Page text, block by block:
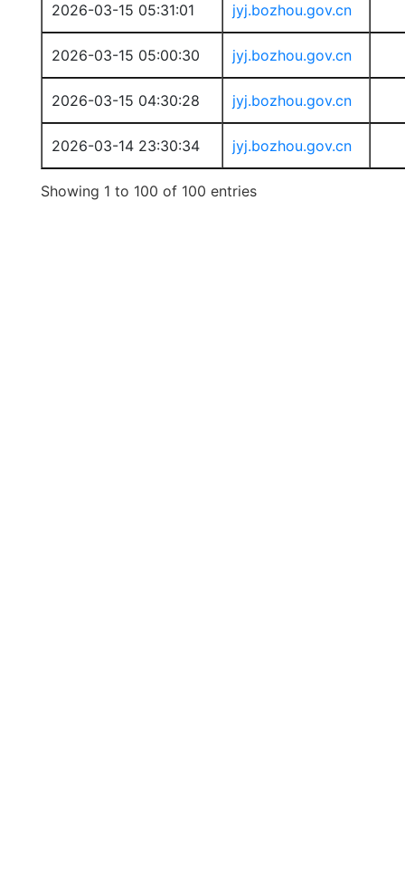
2026-03-15 05:31:01 jyj.bozhou.gov.cn
2026-03-15 05:00:30 jyj.bozhou.gov.cn
2026-03-15 04:30:28 jyj.bozhou.gov.cn
2026-03-14 23:30:34 jyj.bozhou.gov.cn
Showing 1 to 100 of 100 entries